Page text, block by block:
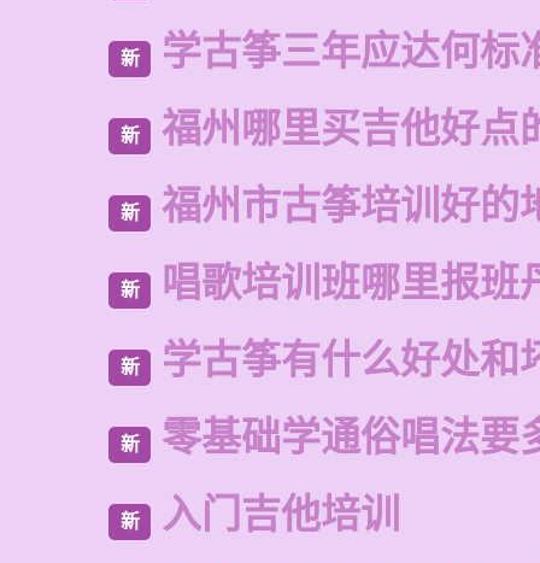
新 学古筝三年应达何标
新 福州哪里买吉他好点
新 福州市古筝培训好的
新 唱歌培训班哪里报班
新 学古筝有什么好处和
新 零基础学通俗唱法要
新 入门吉他培训